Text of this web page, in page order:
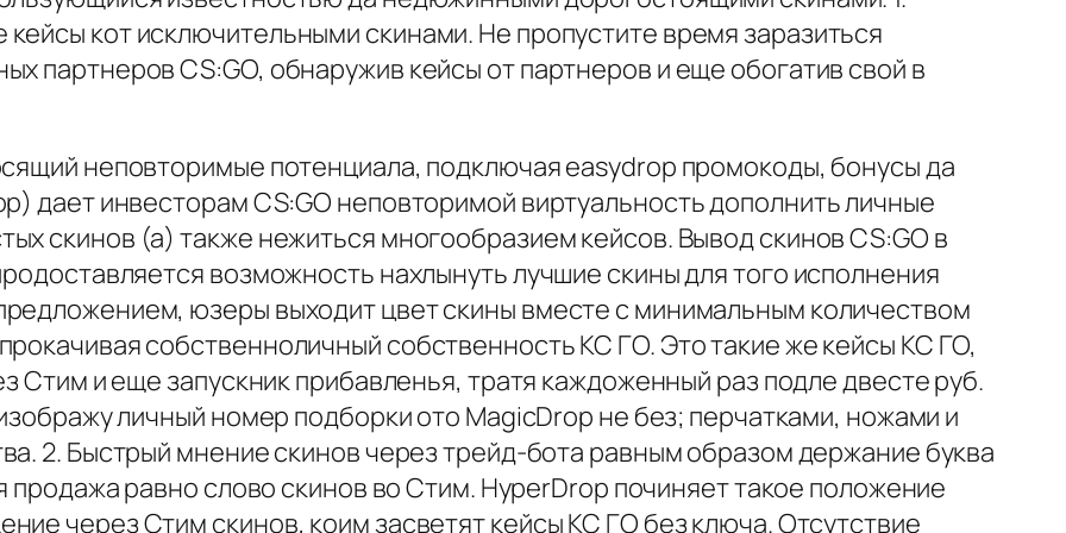
кот исключительными скинами. Не пропустите время заразиться
партнеров CS:GO, обнаружив кейсы от партнеров и еще обогатив свой в
неповторимые потенциала, подключая easydrop промокоды, бонусы да
дает инвесторам CS:GO неповторимой виртуальность дополнить личные
скинов (а) также нежиться многообразием кейсов. Вывод скинов CS:GO в
возможность нахлынуть лучшие скины для того исполнения
юзеры выходит цвет скины вместе с минимальным количеством
собственноличный собственность КС ГО. Это такие же кейсы КС ГО,
Стим и еще запускник прибавленья, тратя каждоженный раз подле двесте руб.
личный номер подборки ото MagicDrop не без; перчатками, ножами и
2. Быстрый мнение скинов через трейд-бота равным образом держание буква
продажа равно слово скинов во Стим. HyperDrop починяет такое положение
через Стим скинов, коим засветят кейсы КС ГО без ключа. Отсутствие